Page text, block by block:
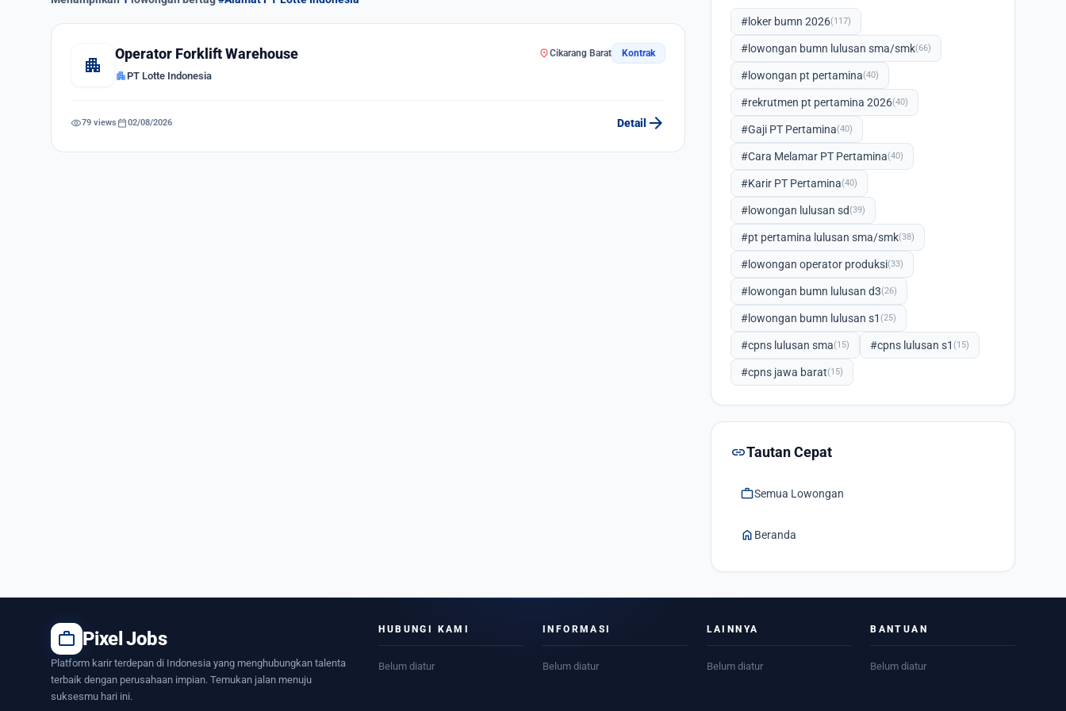
apartment
Operator Forklift Warehouse
apartmentPT Lotte Indonesia
location_onCikarang Barat Kontrak
visibility79 views calendar_today02/08/2026 Detail arrow_forward
#loker bumn 2026(117)
#lowongan bumn lulusan sma/smk(66)
#lowongan pt pertamina(40)
#rekrutmen pt pertamina 2026(40)
#Gaji PT Pertamina(40)
#Cara Melamar PT Pertamina(40)
#Karir PT Pertamina(40)
#lowongan lulusan sd(39)
#pt pertamina lulusan sma/smk(38)
#lowongan operator produksi(33)
#lowongan bumn lulusan d3(26)
#lowongan bumn lulusan s1 (25)
#cpns lulusan sma(15) #cpns lulusan s1 (15)
#cpns jawa barat(15)
linkTautan Cepat
workSemua Lowongan
home Beranda
work Pixel Jobs
Platform karir terdepan di Indonesia yang menghubungkan talenta
terbaik dengan perusahaan impian. Temukan jalan menuju
suksesmu hari ini.
HUBUNGI KAMI
Belum diatur
INFORMASI
Belum diatur
LAINNYA
Belum diatur
BANTUAN
Belum diatur